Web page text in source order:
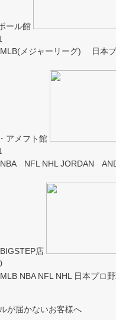
ール館
メジャーリーグ) 日本
アメフト館
NBA NFL NHL JORDAN
店
NBA NFL NHL 日本プロ
が届かないお客様へ